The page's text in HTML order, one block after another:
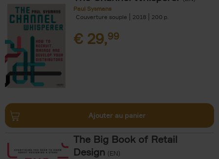
Paul Sysmans
Couverture souple
2018 200
€ 29,99
Ajouter au panier
The Big Book of Retail
Design (EN)